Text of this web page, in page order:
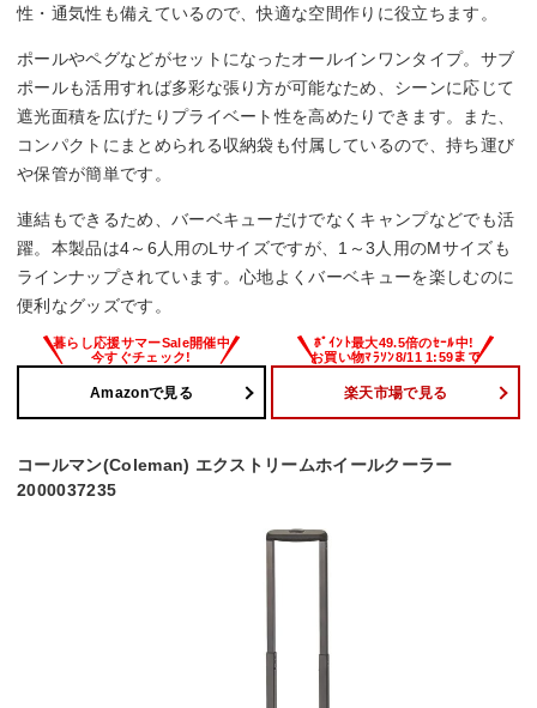
性・通気性も備えているので、快適な空間作りに役立ちます。
ポールやペグなどがセットになったオールインワンタイプ。サブ
ポールも活用すれば多彩な張り方が可能なため、シーンに応じて
遮光面積を広げたりプライベート性を高めたりできます。また、
コンパクトにまとめられる収納袋も付属しているので、持ち運び
や保管が簡単です。
連結もできるため、バーベキューだけでなくキャンプなどでも活
躍。本製品は4～6人用のLサイズですが、1～3人用のMサイズも
ラインナップされています。心地よくバーベキューを楽しむのに
便利なグッズです。
Amazonで見る 楽天市場で見る
コールマン(Coleman) エクストリームホイールクーラー
2000037235